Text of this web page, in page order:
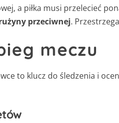
a piłka musi przelecieć
przeciwnej.
meczu
to klucz do śledzenia i